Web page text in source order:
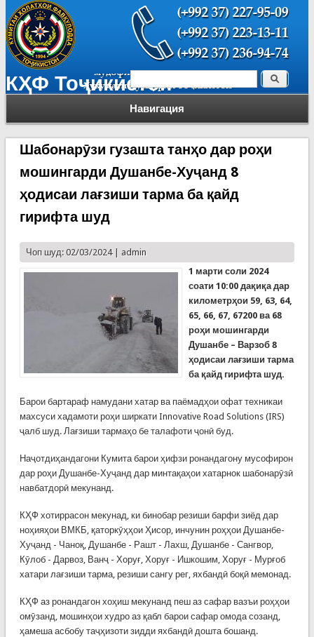
КҲФ Тоҷикистон
Навигация
Форма поиска Поиск
Шабонарӯзи гузашта танҳо дар роҳи
мошингарди Душанбе-Хуҷанд 8
ҳодисаи лағзиши тарма ба қайд
гирифта шуд
Чоп шуд: 02/03/2024 | admin
1 марти соли 2024
соати 10:00 дақиқа дар
километрҳои 59, 63, 64,
65, 66, 67, 67200 ва 68
роҳи мошингарди
Душанбе – Варзоб 8
ҳодисаи лағзиши тарма
ба қайд гирифта шуд.
Барои бартараф намудани хатар ва паёмадҳои офат техникаи
махсуси хадамоти роҳи ширкати Innovative Road Solutions (IRS)
ҷалб шуд. Лағзиши тармаҳо бе талафоти ҷонӣ буд.
Наҷотдиҳандагони Кумита барои ҳифзи ронандагону мусофирон
дар роҳи Душанбе-Хуҷанд дар минтақаҳои хатарнок шабонарӯзӣ
навбатдорӣ мекунанд.
КҲФ хотиррасон мекунад, ки бинобар резиши барфи зиёд дар
ноҳияҳои ВМКБ, қаторкӯҳҳои Ҳисор, инчунин роҳҳои Душанбе-
Хуҷанд - Чаноқ, Душанбе - Рашт - Лахш, Душанбе - Сангвор,
Кӯлоб - Дарвоз, Ванҷ - Хоруғ, Хоруғ - Ишкошим, Хоруғ - Мурғоб
хатари лағзиши тарма, резиши сангу рег, яхбандӣ боқӣ мемонад.
КҲФ аз ронандагон хоҳиш мекунанд пеш аз сафар вазъи роҳҳои
омӯзанд, мошинҳои худро аз қабл барои сафар омода созанд,
ҳамеша асбобу таҷҳизоти зидди яхбандӣ дошта бошанд.